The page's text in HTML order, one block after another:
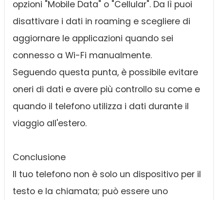
opzioni "Mobile Data" o "Cellular". Da lì puoi
disattivare i dati in roaming e scegliere di
aggiornare le applicazioni quando sei
connesso a Wi-Fi manualmente.
Seguendo questa punta, è possibile evitare
oneri di dati e avere più controllo su come e
quando il telefono utilizza i dati durante il
viaggio all'estero.
Conclusione
Il tuo telefono non è solo un dispositivo per il
testo e la chiamata; può essere uno